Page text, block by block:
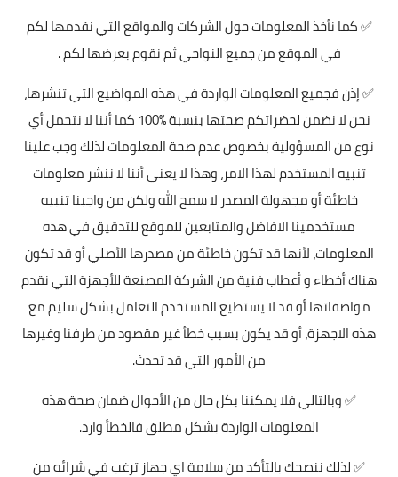
✅ كما نأخذ المعلومات حول الشركات والمواقع التي نقدمها لكم
في الموقع من جميع النواحي ثم نقوم بعرضها لكم .
✅ إذن فجميع المعلومات الواردة في هذه المواضيع التي تنشرها،
نحن لا نضمن لحضراتكم صحتها بنسبة %100 كما أننا لا نتحمل أي
نوع من المسؤولية بخصوص عدم صحة المعلومات لذلك وجب علينا
تنبيه المستخدم لهذا الامر، وهذا لا يعني أننا لا ننشر معلومات
خاطئة أو مجهولة المصدر لا سمح الله ولكن من واجبنا تنبيه
مستخدمينا الافاضل والمتابعين للموقع للتدقيق في هذه
المعلومات، لأنها قد تكون خاطئة من مصدرها الأصلي أو قد تكون
هناك أخطاء و أعطاب فنية من الشركة المصنعة للأجهزة التي نقدم
مواصفاتها أو قد لا يستطيع المستخدم التعامل بشكل سليم مع
هذه الاجهزة، أو قد يكون بسبب خطأ غير مقصود من طرفنا وغيرها
من الأمور التي قد تحدث.
✅ وبالتالي فلا يمكننا بكل حال من الأحوال ضمان صحة هذه
المعلومات الواردة بشكل مطلق فالخطأ وارد.
✅ لذلك ننصحك بالتأكد من سلامة اي جهاز ترغب في شرائه من